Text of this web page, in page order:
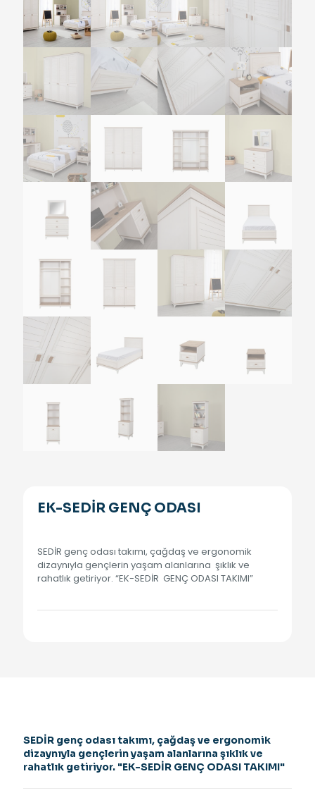
EK-SEDİR GENÇ ODASI
SEDİR genç odası takımı, çağdaş ve ergonomik
dizaynıyla gençlerin yaşam alanlarına şıklık ve
rahatlık getiriyor. “EK-SEDİR GENÇ ODASI TAKIMI”
SEDİR genç odası takımı, çağdaş ve ergonomik
dizaynıyla gençlerin yaşam alanlarına şıklık ve
rahatlık getiriyor. "EK-SEDİR GENÇ ODASI TAKIMI"